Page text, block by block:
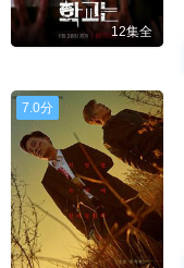
12集全
7.0分